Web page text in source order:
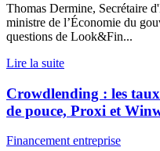
Thomas Dermine, Secrétaire
ministre de l’Économie du
questions de Look&Fin...
Lire la suite
Crowdlending : les
de pouce, Proxi et
Financement entreprise